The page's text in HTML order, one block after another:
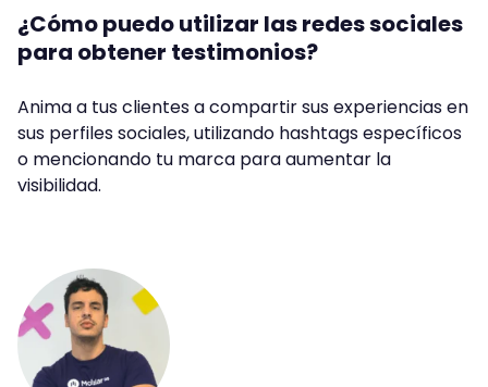
¿Cómo puedo utilizar las redes sociales
para obtener testimonios?
Anima a tus clientes a compartir sus experiencias en
sus perfiles sociales, utilizando hashtags específicos
o mencionando tu marca para aumentar la
visibilidad.